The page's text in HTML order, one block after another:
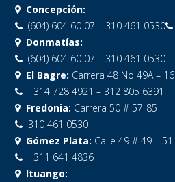
Concepción:
(604) 604 60 07 – 310 461 0530
Donmatías:
(604) 604 60 07 – 310 461 0530
El Bagre: Carrera 48 No 49A – 16
314 728 4921 – 312 805 6391
Fredonia: Carrera 50 # 57-85
310 461 0530
Gómez Plata: Calle 49 # 49 – 51
311 641 4836
Ituango: